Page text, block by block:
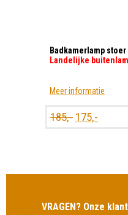
Badkamerlamp
Landelijke
Meer informatie
185,- 175,-
VRAGEN? Onze